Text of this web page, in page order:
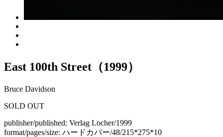
East 100th Street（1999）
Bruce Davidson
SOLD OUT
publisher/published: Verlag Locher/1999
format/pages/size: ハードカバー/48/215*275*10